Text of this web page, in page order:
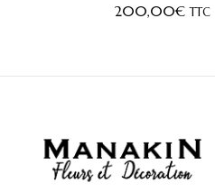
200,00€ TTC